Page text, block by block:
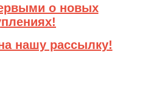
о новых
нашу рассылку!